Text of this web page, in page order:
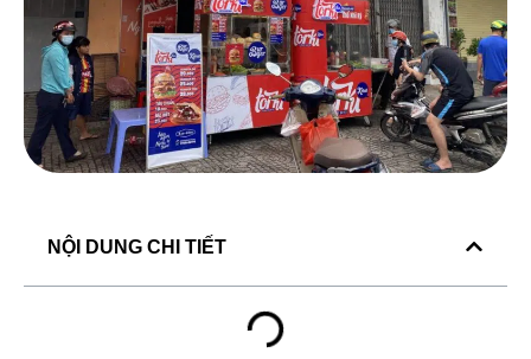
NỘI DUNG CHI TIẾT